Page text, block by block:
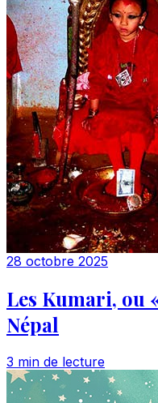
28 octobre 2025
Les Kumari, ou
Népal
3 min de lecture